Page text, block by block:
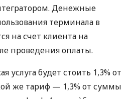
Денежные
терминала в
на счет клиента на
проведения оплаты.
услуга будет стоить 1,3% от
же тариф — 1,3% от суммы